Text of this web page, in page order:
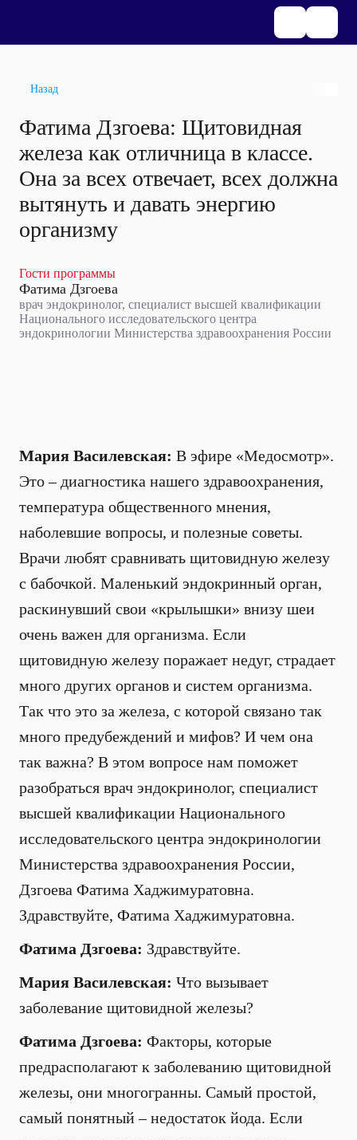
Назад
Фатима Дзгоева: Щитовидная
железа как отличница в классе.
Она за всех отвечает, всех должна
вытянуть и давать энергию
организму
Гости программы
Фатима Дзгоева
врач эндокринолог, специалист высшей квалификации
Национального исследовательского центра
эндокринологии Министерства здравоохранения России
Мария Василевская: В эфире «Медосмотр».
Это – диагностика нашего здравоохранения,
температура общественного мнения,
наболевшие вопросы, и полезные советы.
Врачи любят сравнивать щитовидную железу
с бабочкой. Маленький эндокринный орган,
раскинувший свои «крылышки» внизу шеи
очень важен для организма. Если
щитовидную железу поражает недуг, страдает
много других органов и систем организма.
Так что это за железа, с которой связано так
много предубеждений и мифов? И чем она
так важна? В этом вопросе нам поможет
разобраться врач эндокринолог, специалист
высшей квалификации Национального
исследовательского центра эндокринологии
Министерства здравоохранения России,
Дзгоева Фатима Хаджимуратовна.
Здравствуйте, Фатима Хаджимуратовна.
Фатима Дзгоева: Здравствуйте.
Мария Василевская: Что вызывает
заболевание щитовидной железы?
Фатима Дзгоева: Факторы, которые
предрасполагают к заболеванию щитовидной
железы, они многогранны. Самый простой,
самый понятный – недостаток йода. Если